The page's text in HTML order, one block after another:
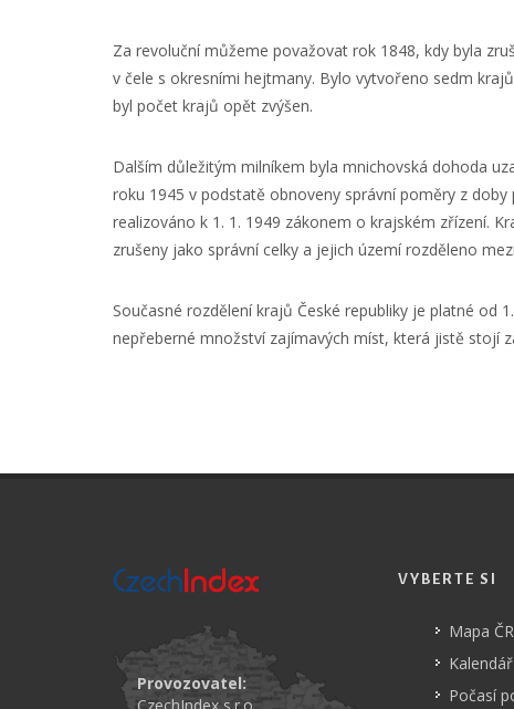
Za revoluční můžeme považovat rok 1848, kdy byla
v čele s okresními hejtmany. Bylo vytvořeno sedm
byl počet krajů opět zvýšen.
Dalším důležitým milníkem byla mnichovská dohoda
roku 1945 v podstatě obnoveny správní poměry z
realizováno k 1. 1. 1949 zákonem o krajském zřízení.
zrušeny jako správní celky a jejich území rozděleno
Současné rozdělení krajů České republiky je platné od
nepřeberné množství zajímavých míst, která jistě stojí
Provozovatel:
VYBERTE SI
Mapa ČR
Počasí